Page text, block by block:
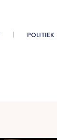
POLITIEK